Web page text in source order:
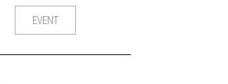
EVENT